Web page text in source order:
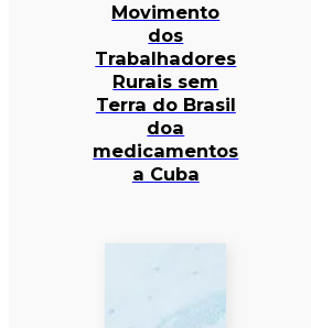
Movimento
dos
Trabalhadores
Rurais sem
Terra do Brasil
doa
medicamentos
a Cuba